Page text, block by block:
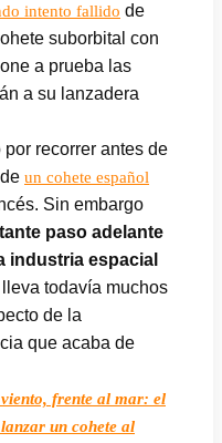
intento fallido de
suborbital con
a prueba las
a su lanzadera
recorrer antes de
un cohete español
Sin embargo
paso adelante
industria espacial
todavía muchos
de la
que acaba de
frente al mar: el
un cohete al